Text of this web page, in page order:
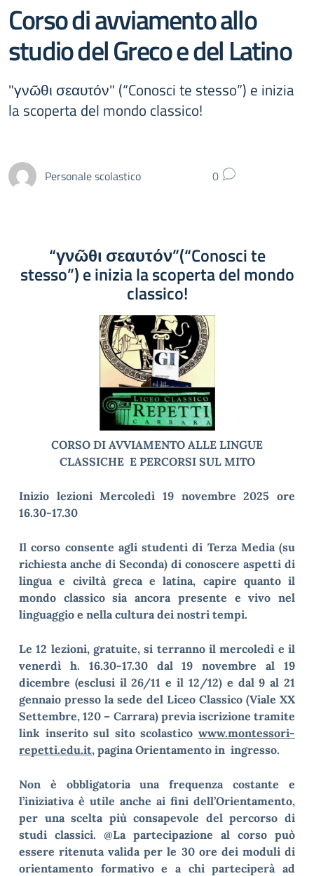
Corso di avviamento allo
studio del Greco e del Latino
"γνῶθι σεαυτόν" (“Conosci te stesso”) e inizia
la scoperta del mondo classico!
Personale scolastico 0
“γνῶθι σεαυτόν”(“Conosci te
stesso”) e inizia la scoperta del mondo
classico!
CORSO DI AVVIAMENTO ALLE LINGUE
CLASSICHE E PERCORSI SUL MITO
Inizio lezioni Mercoledì 19 novembre 2025 ore
16.30-17.30
Il corso consente agli studenti di Terza Media (su
richiesta anche di Seconda) di conoscere aspetti di
lingua e civiltà greca e latina, capire quanto il
mondo classico sia ancora presente e vivo nel
linguaggio e nella cultura dei nostri tempi.
Le 12 lezioni, gratuite, si terranno il mercoledì e il
venerdì h. 16.30-17.30 dal 19 novembre al 19
dicembre (esclusi il 26/11 e il 12/12) e dal 9 al 21
gennaio presso la sede del Liceo Classico (Viale XX
Settembre, 120 – Carrara) previa iscrizione tramite
link inserito sul sito scolastico www.montessori-
repetti.edu.it, pagina Orientamento in ingresso.
Non è obbligatoria una frequenza costante e
l’iniziativa è utile anche ai fini dell’Orientamento,
per una scelta più consapevole del percorso di
studi classici. @La partecipazione al corso può
essere ritenuta valida per le 30 ore dei moduli di
orientamento formativo e a chi parteciperà ad